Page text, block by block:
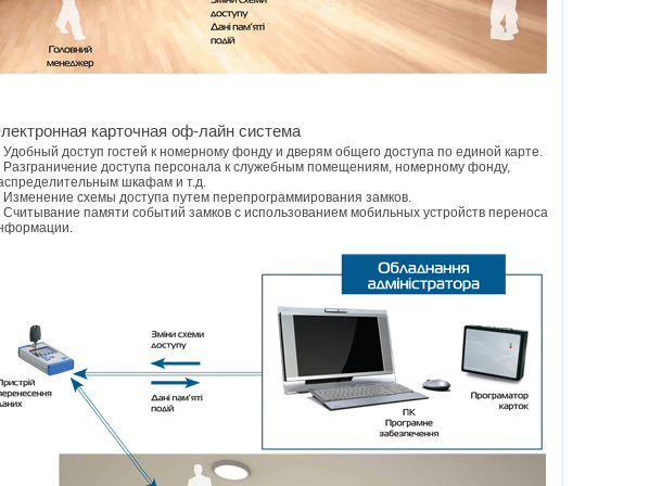
карточная оф-лайн система
доступ гостей к номерному фонду и дверям общего доступа по единой карте.
доступа персонала к служебным помещениям, номерному фонду,
шкафам и т.д.
схемы доступа путем перепрограммирования замков.
памяти событий замков с использованием мобильных устройств переноса